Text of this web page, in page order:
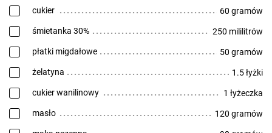
cukier 60 gramów
śmietanka 30% 250 mililitrów
płatki migdałowe 50 gramów
żelatyna 1.5 łyżki
cukier wanilinowy 1 łyżeczka
masło 120 gramów